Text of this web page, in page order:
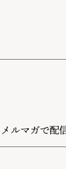
ルマガで配